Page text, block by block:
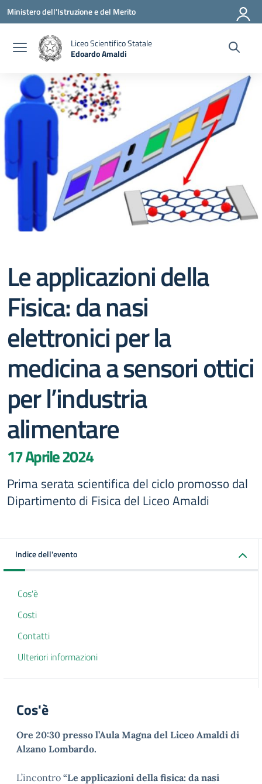
Vai ai contenuti
Vai al menu di navigazione
Vai al footer
Ministero dell'Istruzione e del Merito
Liceo Scientifico Statale
Edoardo Amaldi
Le applicazioni della
Fisica: da nasi
elettronici per la
medicina a sensori ottici
per l’industria
alimentare
17 Aprile 2024
Prima serata scientifica del ciclo promosso dal
Dipartimento di Fisica del Liceo Amaldi
Indice dell'evento
Cos'è
Costi
Contatti
Ulteriori informazioni
Cos'è
Ore 20:30 presso l’Aula Magna del Liceo Amaldi di
Alzano Lombardo.
L’incontro “Le applicazioni della fisica: da nasi